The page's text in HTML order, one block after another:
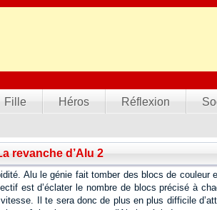
Fille Héros Réflexion
revanche d’Alu 2
Alu le génie fait tomber des blocs de couleur
est d’éclater le nombre de blocs précisé à
Il te sera donc de plus en plus difficile